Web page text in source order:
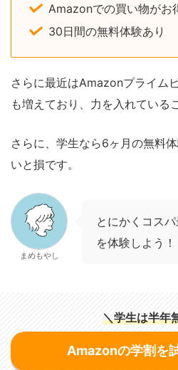
Amazonでの買い物がお
30日間の無料体験あり
さらに最近はAmazonプライム
も増えており、力を入れている
さらに、学生なら6ヶ月の無料
いと損です。
まめもやし
とにかくコス
を体験しよう！
＼学生は半年
Amazonの学割を